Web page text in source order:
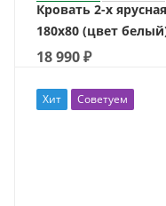
Кровать 2-х
180х80 (цвет
18 990₽
Хит Советуем